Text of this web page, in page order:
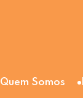
Quem Somos